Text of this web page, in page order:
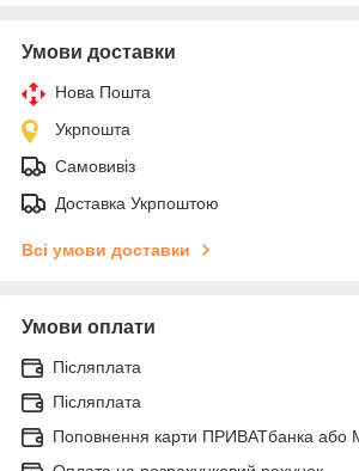
Умови доставки
Нова Пошта
Укрпошта
Самовивіз
Доставка Укрпоштою
Всі умови доставки
Умови оплати
Післяплата
Післяплата
Поповнення карти ПРИВАТбанка